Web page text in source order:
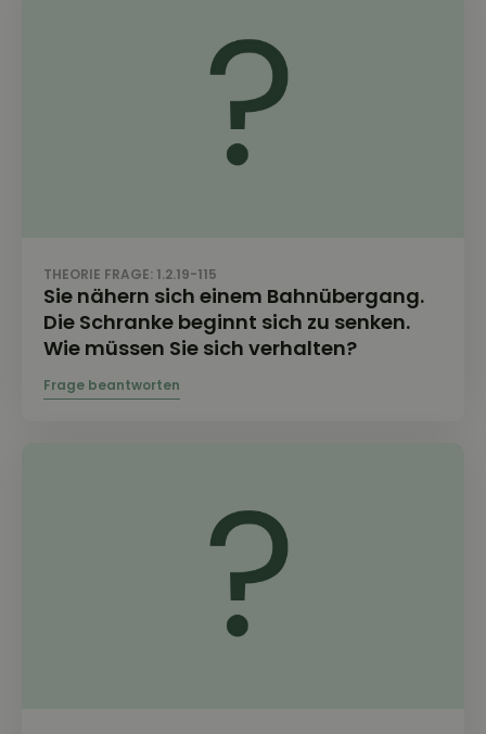
THEORIE FRAGE: 1.2.19-115
Sie nähern sich einem Bahnübergang.
Die Schranke beginnt sich zu senken.
Wie müssen Sie sich verhalten?